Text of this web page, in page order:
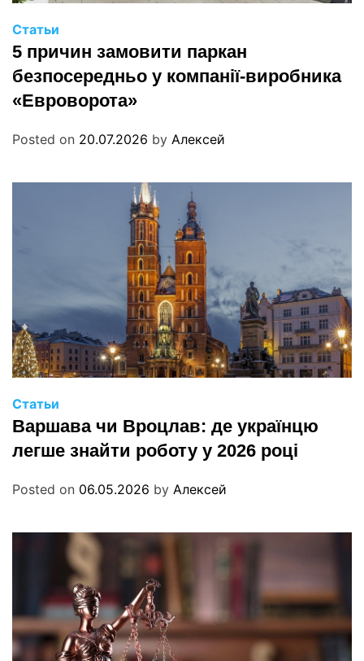
Статьи
5 причин замовити паркан
безпосередньо у компанії-виробника
«Евроворота»
Posted on 20.07.2026 by Алексей
Статьи
Варшава чи Вроцлав: де українцю
легше знайти роботу у 2026 році
Posted on 06.05.2026 by Алексей